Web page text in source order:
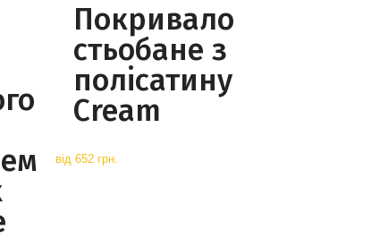
Покривало
стьобане з
полісатину
Cream
від 652 грн.